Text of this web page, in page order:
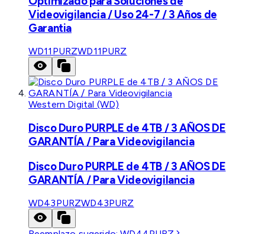
Videovigilancia / Uso 24-7 / 3 Años de
Garantia
WD11PURZWD11PURZ
Western Digital (WD)
Disco Duro PURPLE de 4TB / 3 AÑOS DE
GARANTÍA / Para Videovigilancia
Disco Duro PURPLE de 4TB / 3 AÑOS DE
GARANTÍA / Para Videovigilancia
WD43PURZWD43PURZ